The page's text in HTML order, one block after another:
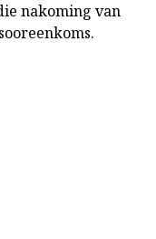
nakoming van